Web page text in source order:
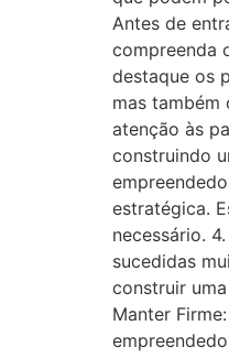
Antes de
compreenda
destaque os
mas também
atenção às
construindo
estratégica.
necessário.
sucedidas
construir
Manter